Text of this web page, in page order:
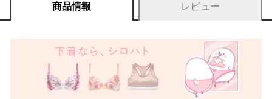
商品情報 レビュー